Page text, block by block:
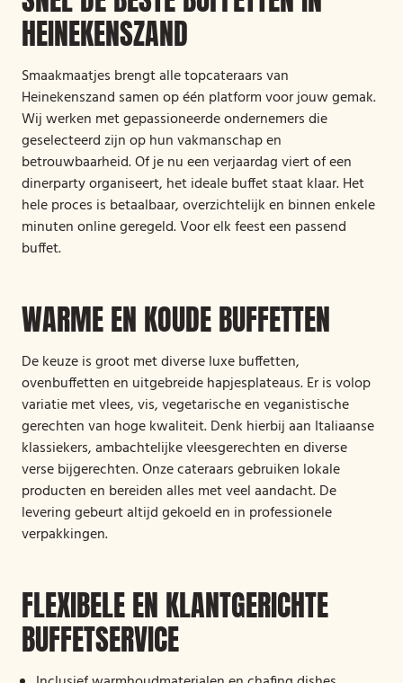
HEINEKENSZAND
Smaakmaatjes brengt alle topcateraars van
Heinekenszand samen op één platform voor jouw gemak.
Wij werken met gepassioneerde ondernemers die
geselecteerd zijn op hun vakmanschap en
betrouwbaarheid. Of je nu een verjaardag viert of een
dinerparty organiseert, het ideale buffet staat klaar. Het
hele proces is betaalbaar, overzichtelijk en binnen enkele
minuten online geregeld. Voor elk feest een passend
buffet.
WARME EN KOUDE BUFFETTEN
De keuze is groot met diverse luxe buffetten,
ovenbuffetten en uitgebreide hapjesplateaus. Er is volop
variatie met vlees, vis, vegetarische en veganistische
gerechten van hoge kwaliteit. Denk hierbij aan Italiaanse
klassiekers, ambachtelijke vleesgerechten en diverse
verse bijgerechten. Onze cateraars gebruiken lokale
producten en bereiden alles met veel aandacht. De
levering gebeurt altijd gekoeld en in professionele
verpakkingen.
FLEXIBELE EN KLANTGERICHTE
BUFFETSERVICE